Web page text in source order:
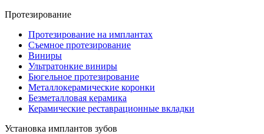
Протезирование
Протезирование на имплантах
Съемное протезирование
Виниры
Ультратонкие виниры
Бюгельное протезирование
Металлокерамические коронки
Безметалловая керамика
Керамические реставрационные вкладки
Установка имплантов зубов